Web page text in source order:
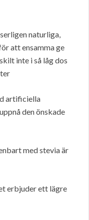
naturliga,
att ensamma ge
inte i så låg dos
artificiella
den önskade
med stevia är
erbjuder ett lägre